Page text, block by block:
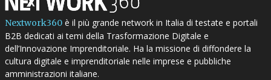
Nextwork360è il più grande network in Italia di testate e portali
B2B dedicati ai temi della Trasformazione Digitale e
dell’Innovazione Imprenditoriale. Ha la missione di diffondere la
cultura digitale e imprenditoriale nelle imprese e pubbliche
amministrazioni italiane.